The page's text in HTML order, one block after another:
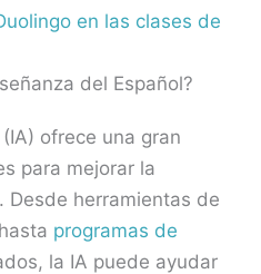
en las clases de
del Español?
ofrece una gran
para mejorar la
Desde herramientas de
programas de
la IA puede ayudar